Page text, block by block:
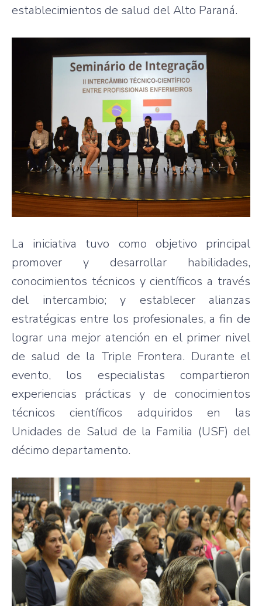
establecimientos de salud del Alto Paraná.
La iniciativa tuvo como objetivo principal
promover y desarrollar habilidades,
conocimientos técnicos y científicos a través
del intercambio; y establecer alianzas
estratégicas entre los profesionales, a fin de
lograr una mejor atención en el primer nivel
de salud de la Triple Frontera. Durante el
evento, los especialistas compartieron
experiencias prácticas y de conocimientos
técnicos científicos adquiridos en las
Unidades de Salud de la Familia (USF) del
décimo departamento.